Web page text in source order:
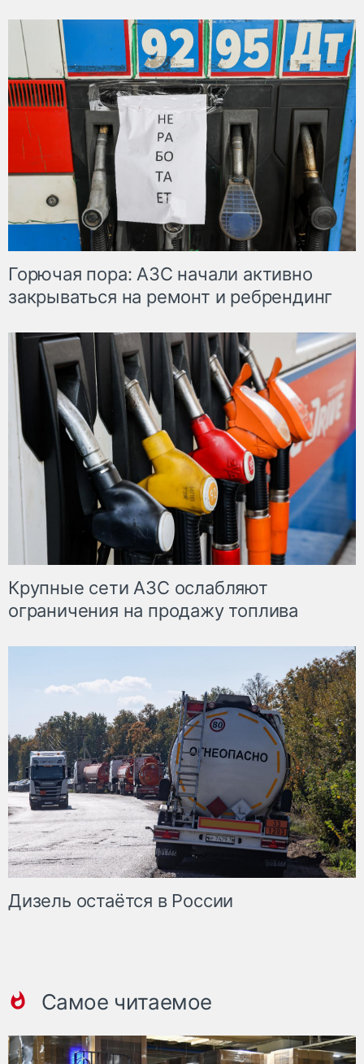
Горючая пора: АЗС начали активно
закрываться на ремонт и ребрендинг
Крупные сети АЗС ослабляют
ограничения на продажу топлива
Дизель остаётся в России
Самое читаемое